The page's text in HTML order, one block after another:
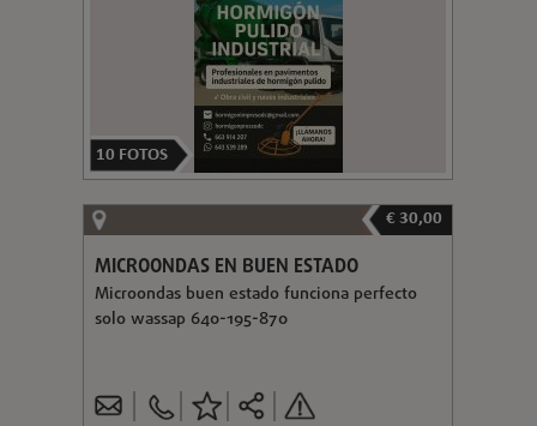
10 FOTOS
€ 30,00
MICROONDAS EN BUEN ESTADO
Microondas buen estado funciona perfecto
solo wassap 640-195-870